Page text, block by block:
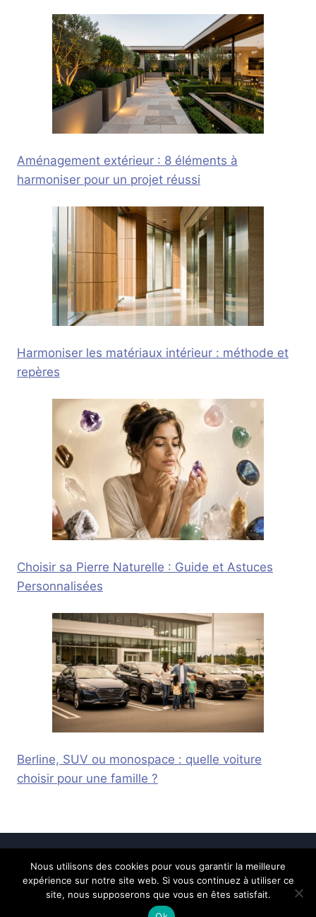
Aménagement extérieur : 8 éléments à
harmoniser pour un projet réussi
Harmoniser les matériaux intérieur : méthode et
repères
Choisir sa Pierre Naturelle : Guide et Astuces
Personnalisées
Berline, SUV ou monospace : quelle voiture
choisir pour une famille ?
© 2026 Calais Online - Mentions légales-
Contactez-nous
Nous utilisons des cookies pour vous garantir la meilleure
expérience sur notre site web. Si vous continuez à utiliser ce
site, nous supposerons que vous en êtes satisfait.